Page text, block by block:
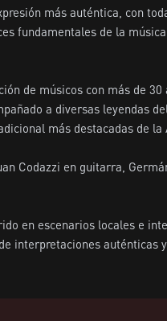
más auténtica, con
fundamentales de la
de músicos con más de
a diversas leyendas
más destacadas de la
Codazzi en guitarra,
en escenarios locales e
interpretaciones auténticas